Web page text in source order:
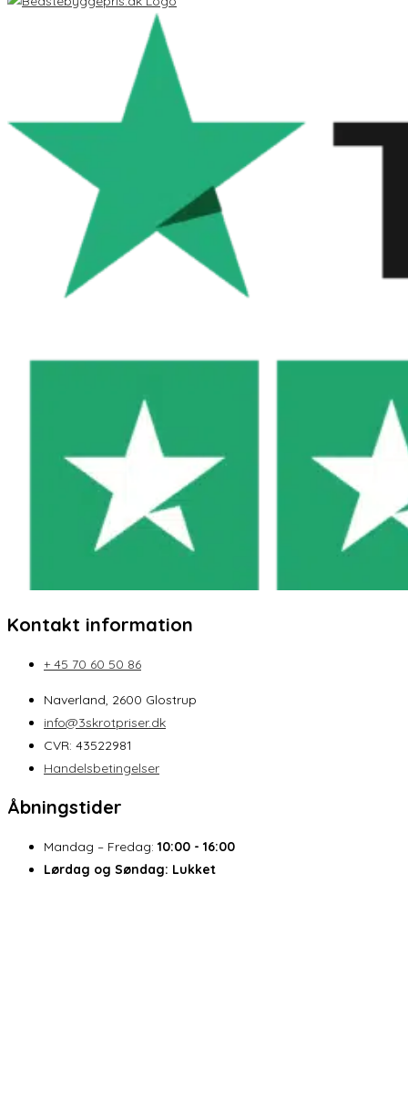
Kontakt information
+ 45 70 60 50 86
Naverland, 2600 Glostrup
info@3skrotpriser.dk
CVR: 43522981
Handelsbetingelser
Åbningstider
Mandag – Fredag: 10:00 - 16:00
Lørdag og Søndag: Lukket